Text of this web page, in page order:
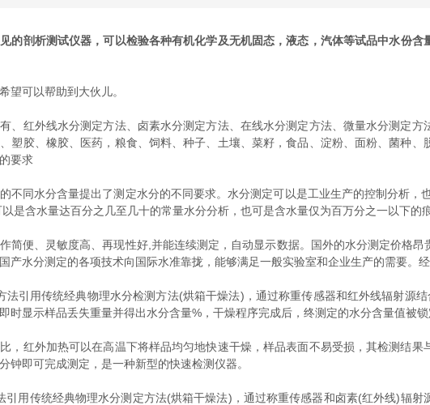
的剖析测试仪器，可以检验各种有机化学及无机固态，液态，汽体等试品中水份含
可以帮助到大伙儿。
红外线水分测定方法、卤素水分测定方法、在线水分测定方法、微量水分测定方
塑胶、橡胶、医药，粮食、饲料、种子、土壤、菜籽，食品、淀粉、面粉、菌种
要求
同水分含量提出了测定水分的不同要求。水分测定可以是工业生产的控制分析，
是含水量达百分之几至几十的常量水分分析，也可是含水量仅为百万分之一以下
便、灵敏度高、再现性好,并能连续测定，自动显示数据。国外的水分测定价格昂
产水分测定的各项技术向国际水准靠拢，能够满足一般实验室和企业生产的需要。
用传统经典物理水分检测方法(烘箱干燥法)，通过称重传感器和红外线辐射源
时显示样品丢失重量并得出水分含量%，干燥程序完成后，终测定的水分含量值被锁
红外加热可以在高温下将样品均匀地快速干燥，样品表面不易受损，其检测结果
钟即可完成测定，是一种新型的快速检测仪器。
传统经典物理水分测定方法(烘箱干燥法)，通过称重传感器和卤素(红外线)辐射